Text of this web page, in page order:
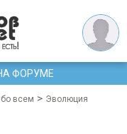
ФОРУМЕ
всем > Эволюция